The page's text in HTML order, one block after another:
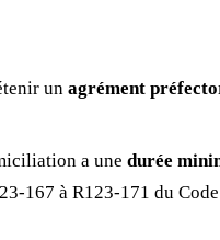
un agrément
a une durée
167 à R123-171 du